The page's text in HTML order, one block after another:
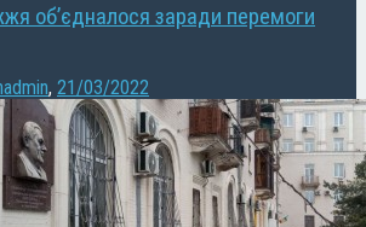
об’єдналося заради перемоги
, 21/03/2022